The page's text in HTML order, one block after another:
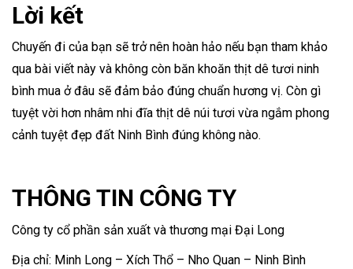
Lời kết
Chuyến đi của bạn sẽ trở nên hoàn hảo nếu bạn tham khảo
qua bài viết này và không còn băn khoăn thịt dê tươi ninh
bình mua ở đâu sẽ đảm bảo đúng chuẩn hương vị. Còn gì
tuyệt vời hơn nhâm nhi đĩa thịt dê núi tươi vừa ngắm phong
cảnh tuyệt đẹp đất Ninh Bình đúng không nào.
THÔNG TIN CÔNG TY
Công ty cổ phần sản xuất và thương mại Đại Long
Địa chỉ: Minh Long – Xích Thổ – Nho Quan – Ninh Bình